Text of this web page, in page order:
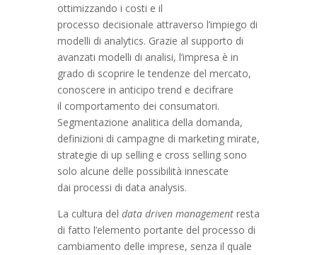
ottimizzando i costi e il
processo decisionale attraverso l’impiego di
modelli di analytics. Grazie al supporto di
avanzati modelli di analisi, l’impresa è in
grado di scoprire le tendenze del mercato,
conoscere in anticipo trend e decifrare
il comportamento dei consumatori.
Segmentazione analitica della domanda,
definizioni di campagne di marketing mirate,
strategie di up selling e cross selling sono
solo alcune delle possibilità innescate
dai processi di data analysis.
La cultura del data driven managementresta
di fatto l’elemento portante del processo di
cambiamento delle imprese, senza il quale